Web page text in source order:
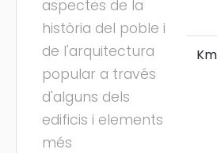
aspectes de la
història del poble i
de l'arquitectura
popular a través
d'alguns dels
edificis i elements
més